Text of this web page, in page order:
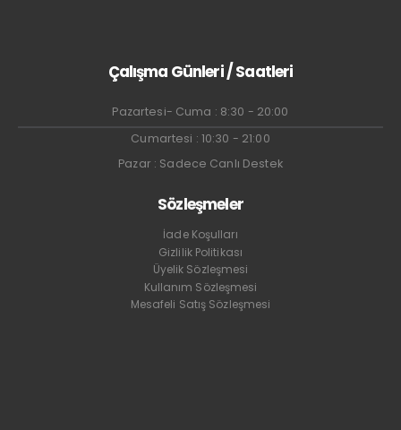
Çalışma Günleri / Saatleri
Pazartesi- Cuma : 8:30 - 20:00
Cumartesi : 10:30 - 21:00
Pazar : Sadece Canlı Destek
Sözleşmeler
İade Koşulları
Gizlilik Politikası
Üyelik Sözleşmesi
Kullanım Sözleşmesi
Mesafeli Satış Sözleşmesi